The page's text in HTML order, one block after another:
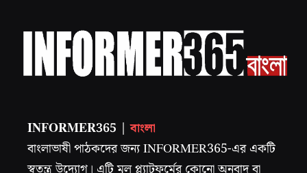
INFORMER365 |বাংলা
বাংলাভাষী পাঠকদের জন্য INFORMER365-এর একটি
স্বতন্ত্র উদ্যোগ। এটি মূল প্ল্যাটফর্মের কোনো অনুবাদ বা